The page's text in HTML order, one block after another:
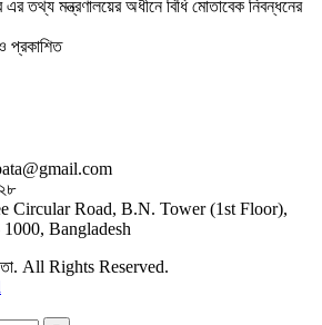
এর তথ্য মন্ত্রণালয়ের অধীনে বিধি মোতাবেক নিবন্ধনের
প্রকাশিত
Circular Road, B.N. Tower (1st Floor),
Bangladesh
All Rights Reserved.